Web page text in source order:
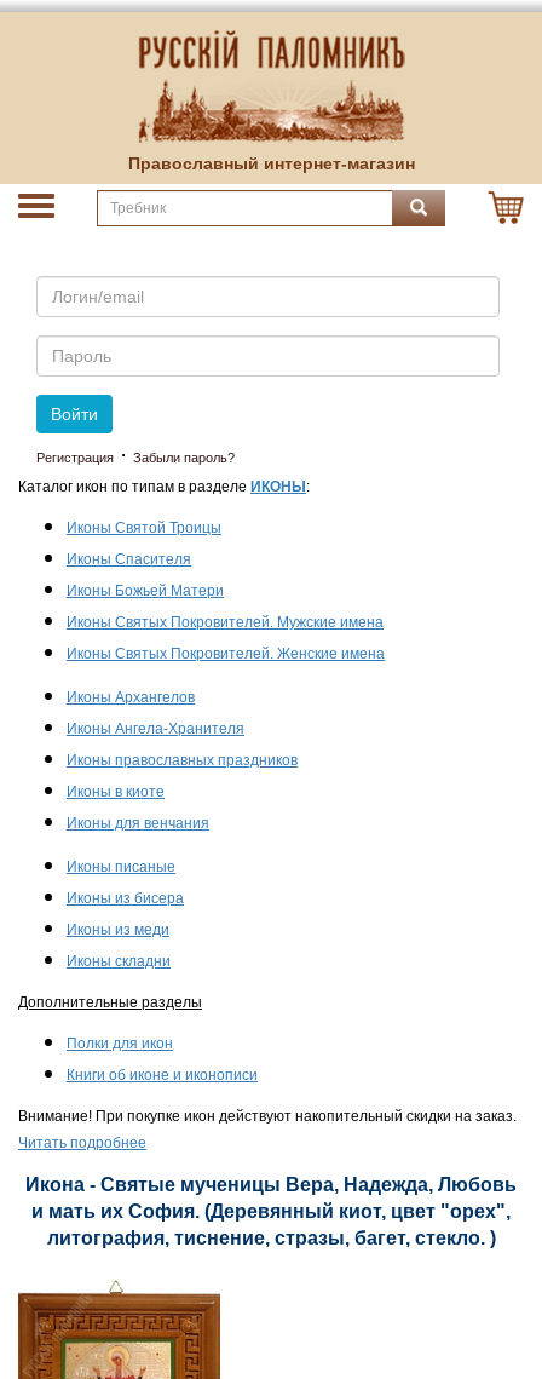
Православный интернет-магазин
Email
Пароль
Войти
Регистрация · Забыли пароль?
Каталог икон по типам в разделе ИКОНЫ :
Иконы Святой Троицы
Иконы Спасителя
Иконы Божьей Матери
Иконы Святых Покровителей. Мужские имена
Иконы Святых Покровителей. Женские имена
Иконы Архангелов
Иконы Ангела-Хранителя
Иконы православных праздников
Иконы в киоте
Иконы для венчания
Иконы писаные
Иконы из бисера
Иконы из меди
Иконы складни
Дополнительные разделы
Полки для икон
Книги об иконе и иконописи
Внимание! При покупке икон действуют накопительный скидки на заказ.
Читать подробнее
Икона - Святые мученицы Вера, Надежда, Любовь
и мать их София. (Деревянный киот, цвет "орех",
литография, тиснение, стразы, багет, стекло. )